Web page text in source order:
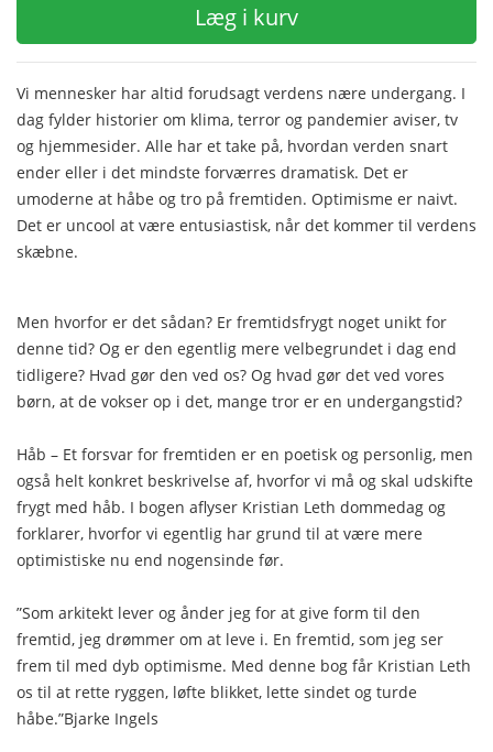
Læg i kurv
Vi mennesker har altid forudsagt verdens nære undergang. I
dag fylder historier om klima, terror og pandemier aviser, tv
og hjemmesider. Alle har et take på, hvordan verden snart
ender eller i det mindste forværres dramatisk. Det er
umoderne at håbe og tro på fremtiden. Optimisme er naivt.
Det er uncool at være entusiastisk, når det kommer til verdens
skæbne.
Men hvorfor er det sådan? Er fremtidsfrygt noget unikt for
denne tid? Og er den egentlig mere velbegrundet i dag end
tidligere? Hvad gør den ved os? Og hvad gør det ved vores
børn, at de vokser op i det, mange tror er en undergangstid?
Håb – Et forsvar for fremtiden er en poetisk og personlig, men
også helt konkret beskrivelse af, hvorfor vi må og skal udskifte
frygt med håb. I bogen aflyser Kristian Leth dommedag og
forklarer, hvorfor vi egentlig har grund til at være mere
optimistiske nu end nogensinde før.
”Som arkitekt lever og ånder jeg for at give form til den
fremtid, jeg drømmer om at leve i. En fremtid, som jeg ser
frem til med dyb optimisme. Med denne bog får Kristian Leth
os til at rette ryggen, løfte blikket, lette sindet og turde
håbe.”Bjarke Ingels